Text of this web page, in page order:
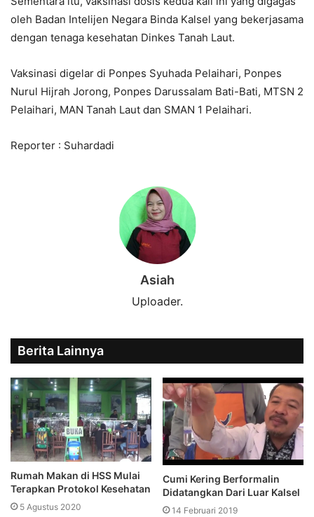
oleh Badan Intelijen Negara Binda Kalsel yang bekerjasama
dengan tenaga kesehatan Dinkes Tanah Laut.
Vaksinasi digelar di Ponpes Syuhada Pelaihari, Ponpes
Nurul Hijrah Jorong, Ponpes Darussalam Bati-Bati, MTSN 2
Pelaihari, MAN Tanah Laut dan SMAN 1 Pelaihari.
Reporter : Suhardadi
Asiah
Uploader.
Berita Lainnya
Rumah Makan di HSS Mulai
Terapkan Protokol Kesehatan
5 Agustus 2020
Cumi Kering Berformalin
Didatangkan Dari Luar Kalsel
14 Februari 2019